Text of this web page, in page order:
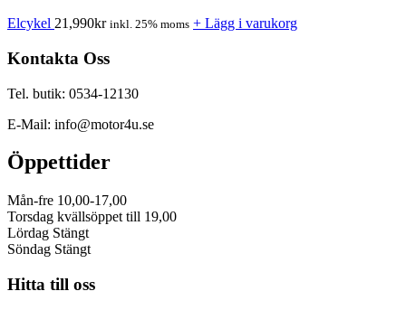
Elcykel 21,990kr inkl. 25% moms + Lägg i varukorg
Kontakta Oss
Tel. butik: 0534-12130
E-Mail: info@motor4u.se
Öppettider
Mån-fre 10,00-17,00
Torsdag kvällsöppet till 19,00
Lördag Stängt
Söndag Stängt
Hitta till oss